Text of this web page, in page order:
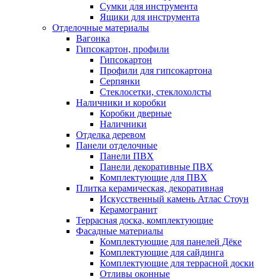
Сумки для инструмента
Ящики для инструмента
Отделочные материалы
Вагонка
Гипсокартон, профили
Гипсокартон
Профили для гипсокартона
Серпянки
Стеклосетки, стеклохолсты
Наличники и коробки
Коробки дверные
Наличники
Отделка деревом
Панели отделочные
Панели ПВХ
Панели декоративные ПВХ
Комплектующие для ПВХ
Плитка керамическая, декоративная
Искусственный камень Атлас Стоун
Керамогранит
Террасная доска, комплектующие
Фасадные материалы
Комплектующие для панелей Дёке
Комплектующие для сайдинга
Комплектующие для террасной доски
Отливы оконные